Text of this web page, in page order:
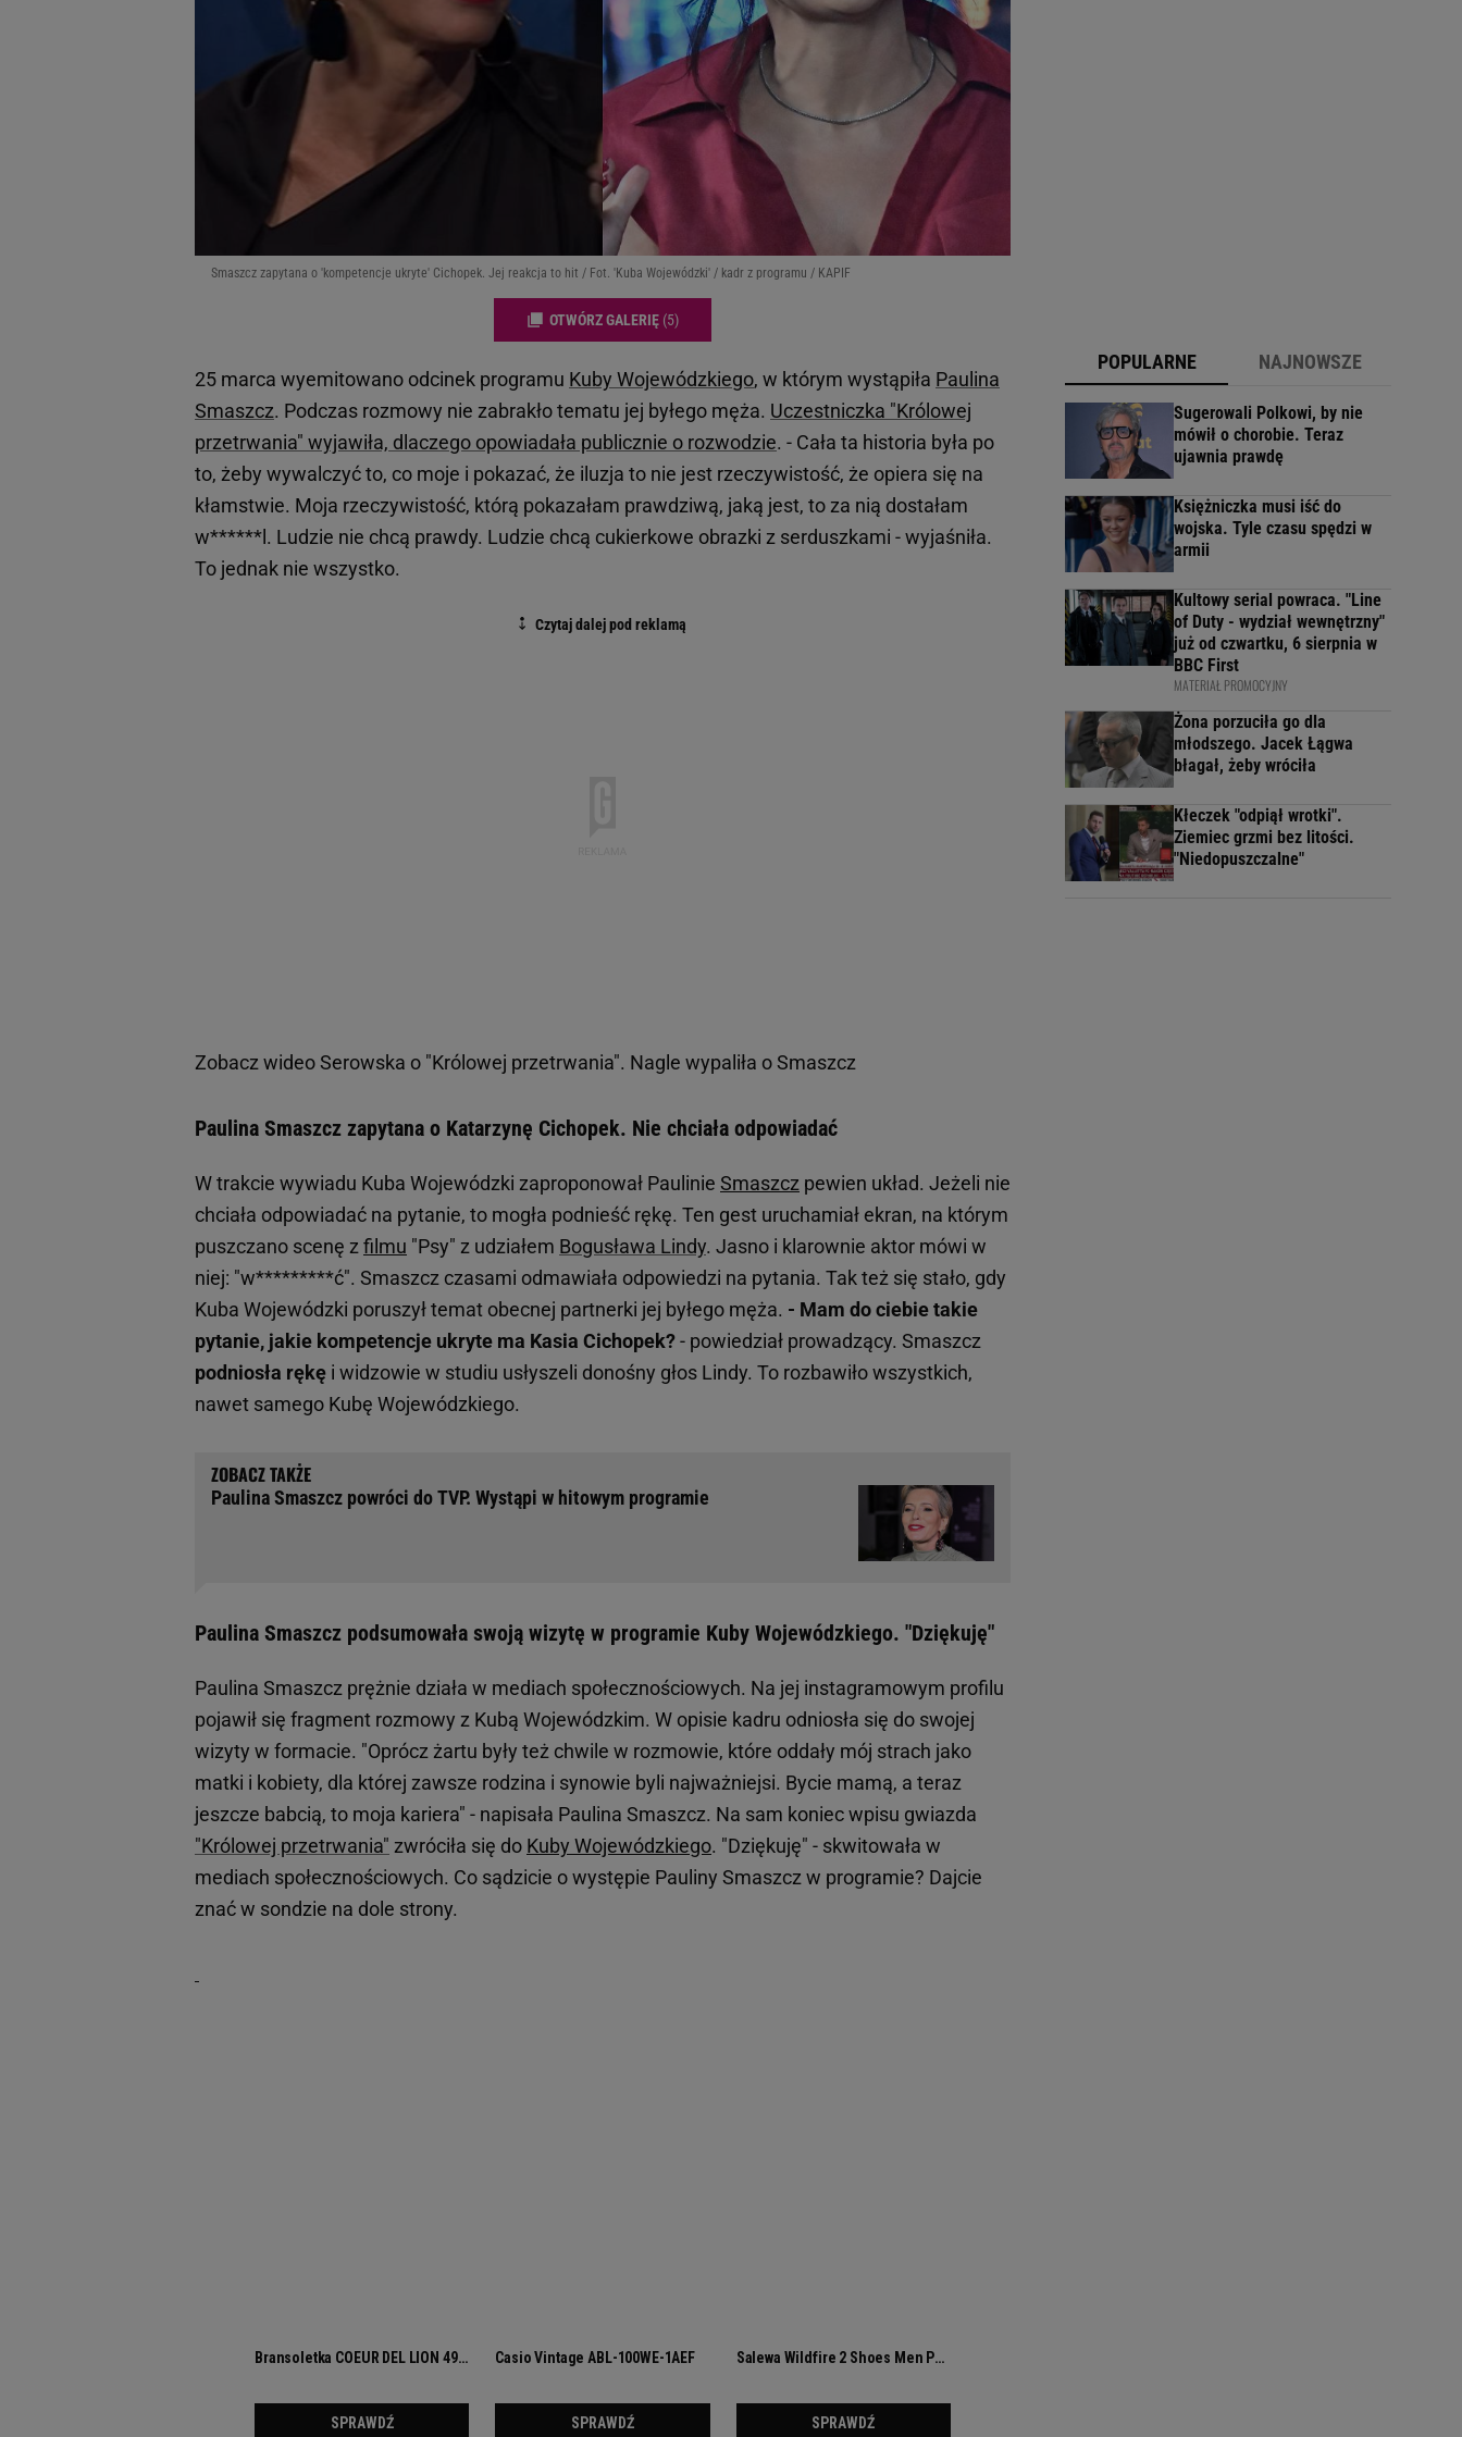
Smaszcz zapytana o 'kompetencje ukryte' Cichopek. Jej reakcja to hit / Fot. 'Kuba Wojewódzki' / kadr z programu / KAPIF
OTWÓRZ GALERIĘ (5)
25 marca wyemitowano odcinek programu Kuby Wojewódzkiego, w którym wystąpiła Paulina
Smaszcz. Podczas rozmowy nie zabrakło tematu jej byłego męża. Uczestniczka "Królowej
przetrwania" wyjawiła, dlaczego opowiadała publicznie o rozwodzie. - Cała ta historia była po
to, żeby wywalczyć to, co moje i pokazać, że iluzja to nie jest rzeczywistość, że opiera się na
kłamstwie. Moja rzeczywistość, którą pokazałam prawdziwą, jaką jest, to za nią dostałam
w******l. Ludzie nie chcą prawdy. Ludzie chcą cukierkowe obrazki z serduszkami - wyjaśniła.
To jednak nie wszystko.
Zobacz wideoSerowska o "Królowej przetrwania". Nagle wypaliła o Smaszcz
Paulina Smaszcz zapytana o Katarzynę Cichopek. Nie chciała odpowiadać
W trakcie wywiadu Kuba Wojewódzki zaproponował Paulinie Smaszcz pewien układ. Jeżeli nie
chciała odpowiadać na pytanie, to mogła podnieść rękę. Ten gest uruchamiał ekran, na którym
puszczano scenę zfilmu "Psy" z udziałem Bogusława Lindy. Jasno i klarownie aktor mówi w
niej: "w*********ć". Smaszcz czasami odmawiała odpowiedzi na pytania. Tak też się stało, gdy
Kuba Wojewódzki poruszył temat obecnej partnerki jej byłego męża. - Mam do ciebie takie
pytanie, jakie kompetencje ukryte ma Kasia Cichopek?- powiedział prowadzący. Smaszcz
podniosła rękę i widzowie w studiu usłyszeli donośny głos Lindy. To rozbawiło wszystkich,
nawet samego Kubę Wojewódzkiego.
Paulina Smaszcz powróci do TVP. Wystąpi w hitowym programie
Paulina Smaszcz podsumowała swoją wizytę w programie Kuby Wojewódzkiego. "Dziękuję"
Paulina Smaszcz prężnie działa w mediach społecznościowych. Na jej instagramowym profilu
pojawił się fragment rozmowy z Kubą Wojewódzkim. W opisie kadru odniosła się do swojej
wizyty w formacie. "Oprócz żartu były też chwile w rozmowie, które oddały mój strach jako
matki i kobiety, dla której zawsze rodzina i synowie byli najważniejsi. Bycie mamą, a teraz
jeszcze babcią, to moja kariera" - napisała Paulina Smaszcz. Na sam koniec wpisu gwiazda
"Królowej przetrwania" zwróciła się do Kuby Wojewódzkiego. "Dziękuję" - skwitowała w
mediach społecznościowych. Co sądzicie o występie Pauliny Smaszcz w programie? Dajcie
znać w sondzie na dole strony.
POPULARNE NAJNOWSZE
Sugerowali Polkowi, by nie
mówił o chorobie. Teraz
ujawnia prawdę
Księżniczka musi iść do
wojska. Tyle czasu spędzi w
armii
Kultowy serial powraca. "Line
of Duty - wydział wewnętrzny"
już od czwartku, 6 sierpnia w
BBC First
MATERIAŁ PROMOCYJNY
Żona porzuciła go dla
młodszego. Jacek Łągwa
błagał, żeby wróciła
Kłeczek "odpiął wrotki".
Ziemiec grzmi bez litości.
"Niedopuszczalne"